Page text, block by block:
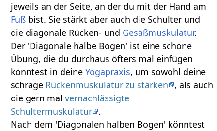
jeweils an der Seite, an der du mit der Hand am
Fuß bist. Sie stärkt aber auch die Schulter und
die diagonale Rücken- und Gesäßmuskulatur.
Der 'Diagonale halbe Bogen' ist eine schöne
Übung, die du durchaus öfters mal einfügen
könntest in deineYogapraxis, um sowohl deine
schräge Rückenmuskulatur zu stärken
, als auch
die gern malvernachlässigte
Schultermuskulatur .
Nach dem 'Diagonalen halben Bogen' könntest